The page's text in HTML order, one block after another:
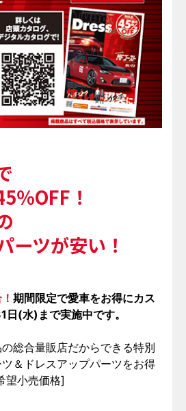
％OFF！
ーツが安い！
期間限定で愛車をお得にカス
(水)まで実施中です。
総合量販店だからできる特別
＆ドレスアップパーツをお得
望小売価格]